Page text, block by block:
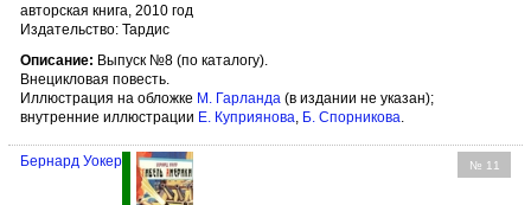
авторская книга, 2010 год
Издательство: Тардис
Описание: Выпуск №8 (по каталогу).
Внецикловая повесть.
Иллюстрация на обложке М. Гарланда (в издании не указан);
внутренние иллюстрации Е. Куприянова, Б. Спорникова.
№ 11
Бернард Уокер